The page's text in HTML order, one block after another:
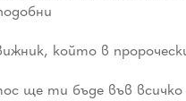
който в
ще ти бъде във